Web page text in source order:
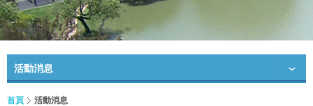
活動消息
首頁 活動消息